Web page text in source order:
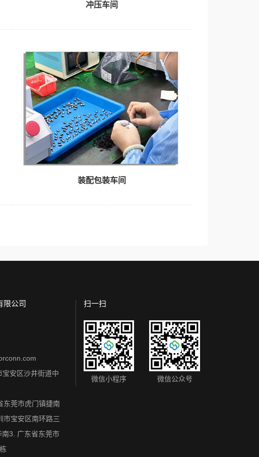
冲压车间
装配包装车间
限公司
安区沙井街道中
东莞市虎门镇捷南
市宝安区南环路三
3. 广东省东莞市
扫一扫
微信小程序 微信公众号